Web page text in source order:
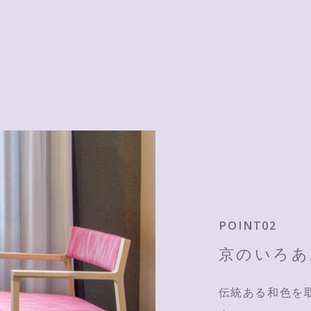
POINT02
京のいろ
伝統ある和色を